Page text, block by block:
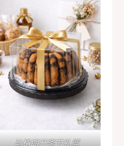
马格朗开斋节礼篮